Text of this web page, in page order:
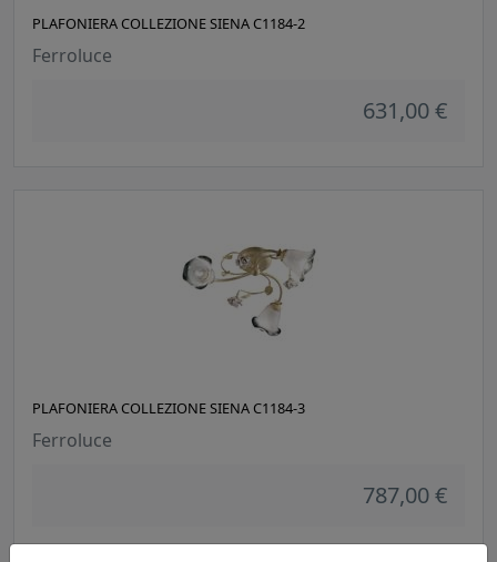
PLAFONIERA COLLEZIONE SIENA C1184-2
Ferroluce
631,00 €
PLAFONIERA COLLEZIONE SIENA C1184-3
Ferroluce
787,00 €